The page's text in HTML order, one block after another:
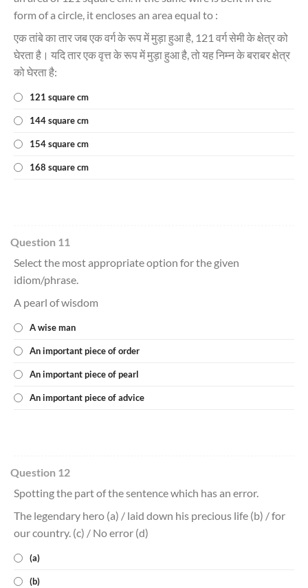
form of a circle, it encloses an area equal to :
एक तांबे का तार जब एक वर्ग के रूप में मुड़ा हुआ है, 121 वर्ग सेमी के क्षेत्र को
घेरता है। यदि तार एक वृत्त के रूप में मुड़ा हुआ है, तो यह निम्न के बराबर क्षेत्र
को घेरता है:
121 square cm
144 square cm
154 square cm
168 square cm
Question 11
Select the most appropriate option for the given
idiom/phrase.
A pearl of wisdom
A wise man
An important piece of order
An important piece of pearl
An important piece of advice
Question 12
Spotting the part of the sentence which has an error.
The legendary hero (a) / laid down his precious life (b) / for
our country. (c) / No error (d)
(a)
(b)